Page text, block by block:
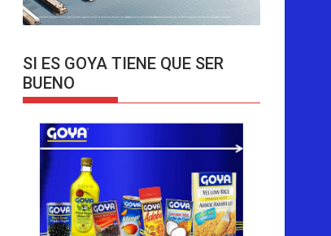
SI ES GOYA TIENE QUE SER
BUENO